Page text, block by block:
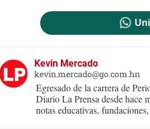
Kevin Mercado
kevin.mercado@go.com.hn
Egresado de la carrera de
Diario La Prensa desde hace
notas educativas,